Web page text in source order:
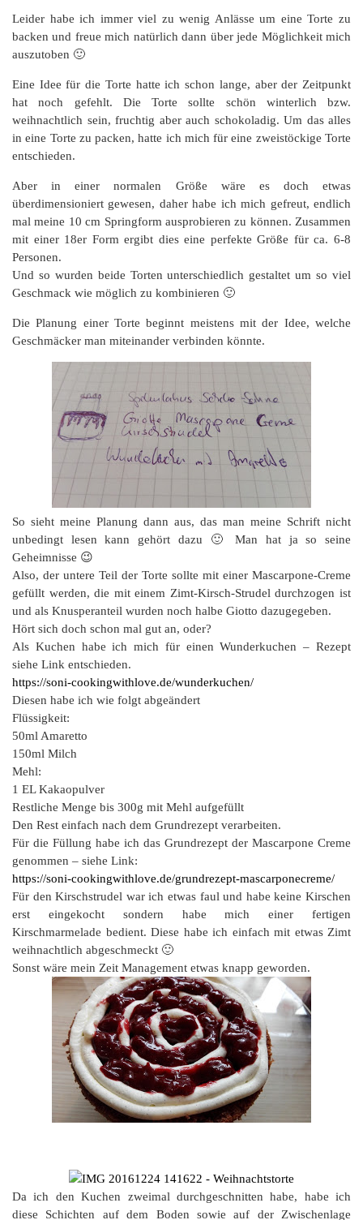
Leider habe ich immer viel zu wenig Anlässe um eine Torte zu
backen und freue mich natürlich dann über jede Möglichkeit mich
auszutoben 🙂
Eine Idee für die Torte hatte ich schon lange, aber der Zeitpunkt
hat noch gefehlt. Die Torte sollte schön winterlich bzw.
weihnachtlich sein, fruchtig aber auch schokoladig. Um das alles
in eine Torte zu packen, hatte ich mich für eine zweistöckige Torte
entschieden.
Aber in einer normalen Größe wäre es doch etwas
überdimensioniert gewesen, daher habe ich mich gefreut, endlich
mal meine 10 cm Springform ausprobieren zu können. Zusammen
mit einer 18er Form ergibt dies eine perfekte Größe für ca. 6-8
Personen.
Und so wurden beide Torten unterschiedlich gestaltet um so viel
Geschmack wie möglich zu kombinieren 🙂
Die Planung einer Torte beginnt meistens mit der Idee, welche
Geschmäcker man miteinander verbinden könnte.
So sieht meine Planung dann aus, das man meine Schrift nicht
unbedingt lesen kann gehört dazu 🙂 Man hat ja so seine
Geheimnisse 😉
Also, der untere Teil der Torte sollte mit einer Mascarpone-Creme
gefüllt werden, die mit einem Zimt-Kirsch-Strudel durchzogen ist
und als Knusperanteil wurden noch halbe Giotto dazugegeben.
Hört sich doch schon mal gut an, oder?
Als Kuchen habe ich mich für einen Wunderkuchen – Rezept
siehe Link entschieden.
https://soni-cookingwithlove.de/wunderkuchen/
Diesen habe ich wie folgt abgeändert
Flüssigkeit:
50ml Amaretto
150ml Milch
Mehl:
1 EL Kakaopulver
Restliche Menge bis 300g mit Mehl aufgefüllt
Den Rest einfach nach dem Grundrezept verarbeiten.
Für die Füllung habe ich das Grundrezept der Mascarpone Creme
genommen – siehe Link:
https://soni-cookingwithlove.de/grundrezept-mascarponecreme/
Für den Kirschstrudel war ich etwas faul und habe keine Kirschen
erst eingekocht sondern habe mich einer fertigen
Kirschmarmelade bedient. Diese habe ich einfach mit etwas Zimt
weihnachtlich abgeschmeckt 🙂
Sonst wäre mein Zeit Management etwas knapp geworden.
Da ich den Kuchen zweimal durchgeschnitten habe, habe ich
diese Schichten auf dem Boden sowie auf der Zwischenlage